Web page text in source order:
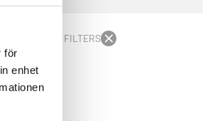
för
enhet
CLEAR ALL FILTERS